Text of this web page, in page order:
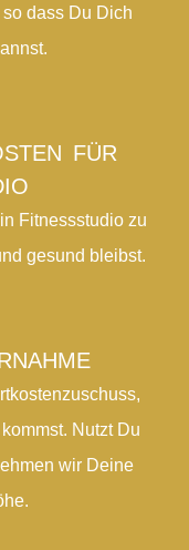
dass Du Dich
FÜR
Fitnessstudio zu
gesund bleibst.
Nutzt Du
wir Deine